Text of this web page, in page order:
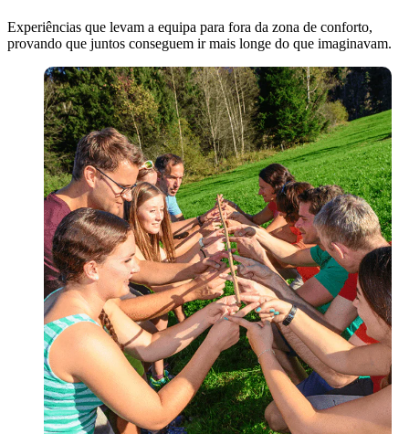
Experiências que levam a equipa para fora da zona de conforto,
provando que juntos conseguem ir mais longe do que imaginavam.